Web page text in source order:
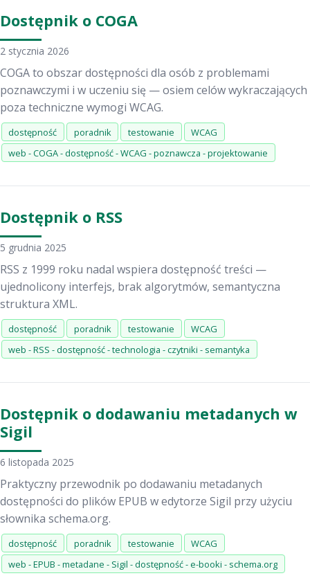
Dostępnik o COGA
2 stycznia 2026
COGA to obszar dostępności dla osób z problemami
poznawczymi i w uczeniu się — osiem celów wykraczających
poza techniczne wymogi WCAG.
dostępność poradnik testowanie
WCAG
web - COGA - dostępność - WCAG - poznawcza - projektowanie
Dostępnik o RSS
5 grudnia 2025
RSS z 1999 roku nadal wspiera dostępność treści —
ujednolicony interfejs, brak algorytmów, semantyczna
struktura XML.
dostępność poradnik testowanie
WCAG
web - RSS - dostępność - technologia - czytniki - semantyka
Dostępnik o dodawaniu metadanych w
Sigil
6 listopada 2025
Praktyczny przewodnik po dodawaniu metadanych
dostępności do plików EPUB w edytorze Sigil przy użyciu
słownika schema.org.
dostępność poradnik testowanie
WCAG
web - EPUB - metadane - Sigil - dostępność - e-booki - schema.org